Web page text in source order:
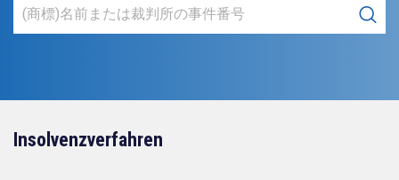
Insolvenzverfahren